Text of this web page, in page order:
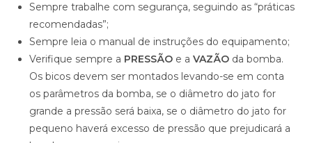
Sempre trabalhe com segurança, seguindo as “práticas
recomendadas”;
Sempre leia o manual de instruções do equipamento;
Verifique sempre a PRESSÃO e aVAZÃO da bomba.
Os bicos devem ser montados levando-se em conta
os parâmetros da bomba, se o diâmetro do jato for
grande a pressão será baixa, se o diâmetro do jato for
pequeno haverá excesso de pressão que prejudicará a